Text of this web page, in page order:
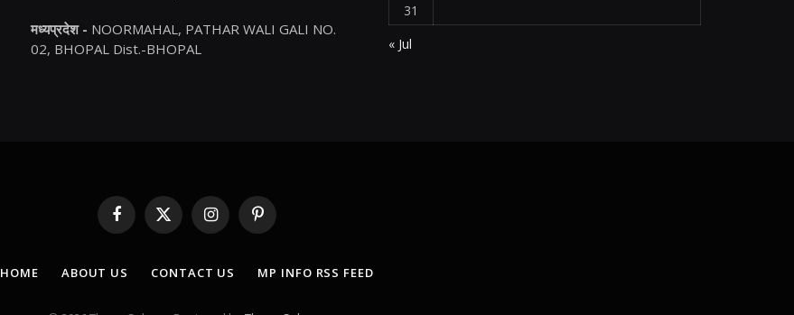
मध्यप्रदेश - NOORMAHAL, PATHAR WALI GALI NO.
02, BHOPAL Dist.-BHOPAL
31
« Jul
Facebook
X
(Twitter)
InstagramPinterest
HOME ABOUT US CONTACT US MP INFO RSS FEED